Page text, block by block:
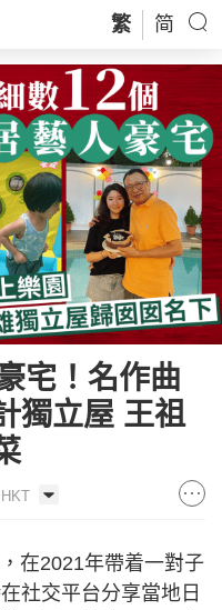
繁 简
宅！名作曲
獨立屋 王祖
在2021年帶着一對子
社交平台分享當地日